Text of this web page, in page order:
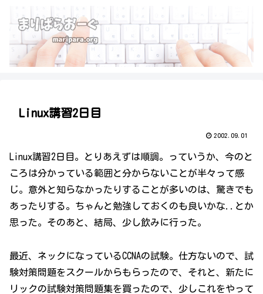
Linux講習2日目
2002.09.01
Linux講習2日目。とりあえずは順調。っていうか、今のと
ころは分かっている範囲と分からないことが半々って感
じ。意外と知らなかったりすることが多いのは、驚きでも
あったりする。ちゃんと勉強しておくのも良いかな..とか
思った。そのあと、結局、少し飲みに行った。
最近、ネックになっているCCNAの試験。仕方ないので、試
験対策問題をスクールからもらったので、それと、新たに
リックの試験対策問題集を買ったので、少しこれをやって